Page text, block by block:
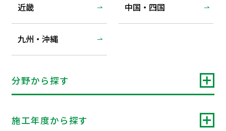
近畿 中国・四国
九州・沖縄
分野から探す
施工年度から探す